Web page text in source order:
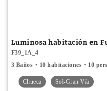
Luminosa habitación en
F39_1A_4
3 Baños
10 habitaciones 10
Chueca Sol-Gran Vía